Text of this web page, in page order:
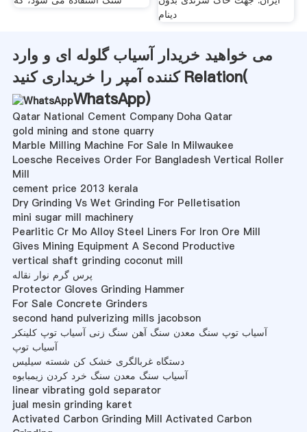
دینام
می خواهید خریدار آسیاب گلوله ای و وارد
کننده آمپر را خریداری کنید Relation(
WhatsApp)
Qatar National Cement Company Doha Qatar
gold mining and stone quarry
Marble Milling Machine For Sale In Milwaukee
Loesche Receives Order For Bangladesh Vertical Roller
Mill
cement price 2013 kerala
Dry Grinding Vs Wet Grinding For Pelletisation
mini sugar mill machinery
Pearlitic Cr Mo Alloy Steel Liners For Iron Ore Mill
Gives Mining Equipment A Second Productive
vertical shaft grinding coconut mill
پرس گرم نوار نقاله
Protector Gloves Grinding Hammer
For Sale Concrete Grinders
second hand pulverizing mills jacobson
آسیاب توپ سنگ معدن سنگ آهن سنگ زنی آسیاب توپ کلینکر
آسیاب توپ
دستگاه غربالگری خشک کن شسته سیلیس
آسیاب سنگ معدن سنگ خرد کردن زیمبابوه
linear vibrating gold separator
jual mesin grinding karet
Activated Carbon Grinding Mill Activated Carbon